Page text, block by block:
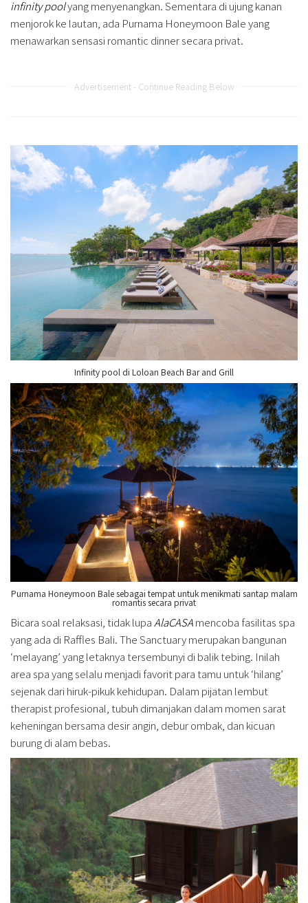
infinity poolyang menyenangkan. Sementara di ujung kanan
menjorok ke lautan, ada Purnama Honeymoon Bale yang
menawarkan sensasi romantic dinner secara privat.
Advertisement - Continue Reading Below
Infinity pool di Loloan Beach Bar and Grill
Purnama Honeymoon Bale sebagai tempat untuk menikmati santap malam
romantis secara privat
Bicara soal relaksasi, tidak lupa AlaCASAmencoba fasilitas spa
yang ada di Raffles Bali. The Sanctuary merupakan bangunan
‘melayang’ yang letaknya tersembunyi di balik tebing. Inilah
area spa yang selalu menjadi favorit para tamu untuk ‘hilang’
sejenak dari hiruk-pikuk kehidupan. Dalam pijatan lembut
therapist profesional, tubuh dimanjakan dalam momen sarat
keheningan bersama desir angin, debur ombak, dan kicuan
burung di alam bebas.